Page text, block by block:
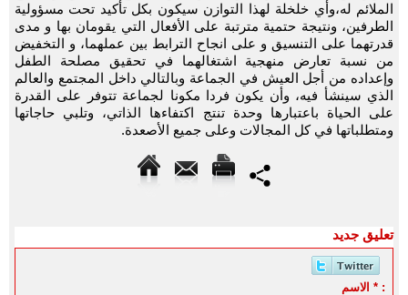
الملائم له،وأي خلخلة لهذا التوازن سيكون بكل تأكيد تحت مسؤولية
الطرفين، ونتيجة حتمية مترتبة على الأفعال التي يقومان بها و مدى
قدرتهما على التنسيق و على انجاح الترابط بين عملهما، و التخفيض
من نسبة تعارض منهجية اشتغالهما في تحقيق مصلحة الطفل
وإعداده من أجل العيش في الجماعة وبالتالي داخل المجتمع والعالم
الذي سينشأ فيه، وأن يكون فردا مكونا لجماعة تتوفر على القدرة
على الحياة باعتبارها وحدة تنتج اكتفاءها الذاتي، وتلبي حاجاتها
ومتطلباتها في كل المجالات وعلى جميع الأصعدة.
تعليق جديد
الاسم * :